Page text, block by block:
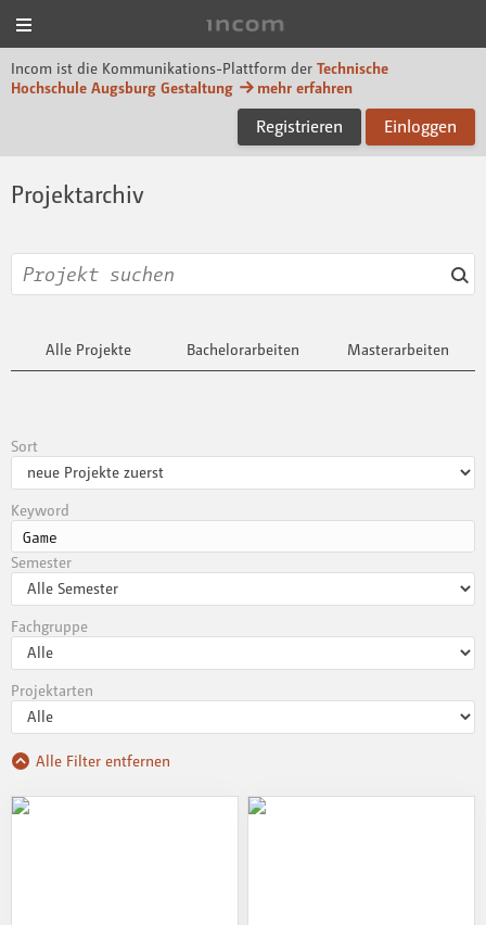
Incom ist die Kommunikations-Plattform der Technische
Hochschule Augsburg Gestaltung
mehr erfahren
Registrieren Einloggen
Projektarchiv
Alle Projekte Bachelorarbeiten Masterarbeiten
Sort
Keyword
Semester
Fachgruppe
Projektarten
Alle Filter entfernen